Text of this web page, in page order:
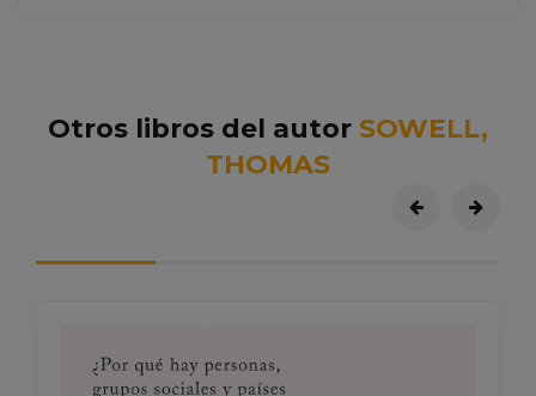
Otros libros del autor SOWELL,
THOMAS